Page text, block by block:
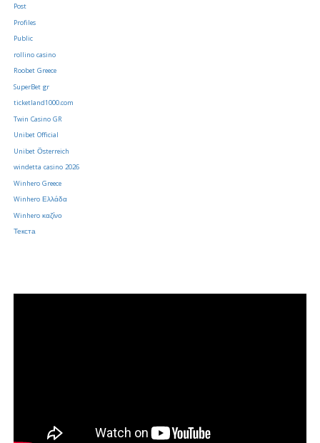
Post
Profiles
Public
rollino casino
Roobet Greece
SuperBet gr
ticketland1000.com
Twin Casino GR
Unibet Official
Unibet Österreich
windetta casino 2026
Winhero Greece
Winhero Ελλάδα
Winhero καζίνο
Текста